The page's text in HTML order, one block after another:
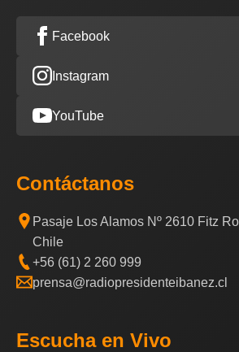
Facebook
Instagram
YouTube
Contáctanos
Pasaje Los Alamos Nº 2610 Fitz
Chile
+56 (61) 2 260 999
prensa@radiopresidenteibanez.cl
Escucha en Vivo